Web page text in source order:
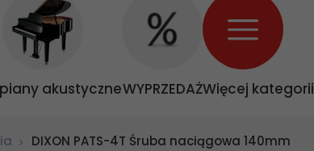
akustyczneWYPRZEDAŻWięcej kategorii
DIXON PATS-4T Śruba naciągowa 140mm